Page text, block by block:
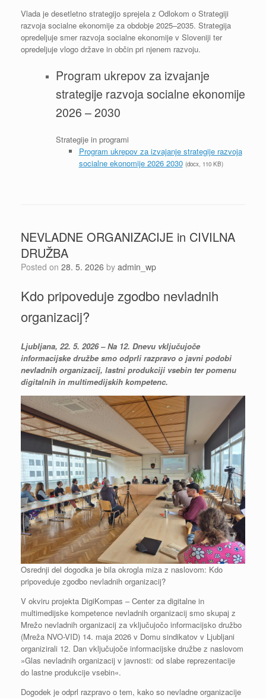
Vlada je desetletno strategijo sprejela z Odlokom o Strategiji
razvoja socialne ekonomije za obdobje 2025–2035. Strategija
opredeljuje smer razvoja socialne ekonomije v Sloveniji ter
opredeljuje vlogo države in občin pri njenem razvoju.
Program ukrepov za izvajanje
strategije razvoja socialne ekonomije
2026 – 2030
Strategije in programi
Program ukrepov za izvajanje strategije razvoja
socialne ekonomije 2026 2030 (docx, 110 KB)
NEVLADNE ORGANIZACIJE in CIVILNA
DRUŽBA
Posted on 28. 5. 2026 by admin_wp
Kdo pripoveduje zgodbo nevladnih
organizacij?
Ljubljana, 22. 5. 2026 – Na 12. Dnevu vključujoče
informacijske družbe smo odprli razpravo o javni podobi
nevladnih organizacij, lastni produkciji vsebin ter pomenu
digitalnih in multimedijskih kompetenc.
Osrednji del dogodka je bila okrogla miza z naslovom: Kdo
pripoveduje zgodbo nevladnih organizacij?
V okviru projekta DigiKompas – Center za digitalne in
multimedijske kompetence nevladnih organizacij smo skupaj z
Mrežo nevladnih organizacij za vključujočo informacijsko družbo
(Mreža NVO-VID) 14. maja 2026 v Domu sindikatov v Ljubljani
organizirali 12. Dan vključujoče informacijske družbe z naslovom
»Glas nevladnih organizacij v javnosti: od slabe reprezentacije
do lastne produkcije vsebin«.
Dogodek je odprl razpravo o tem, kako so nevladne organizacije